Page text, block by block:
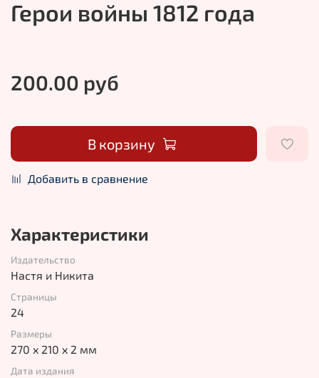
Герои войны 1812 года
200.00 руб
В корзину
Добавить в сравнение
Характеристики
Издательство
Настя и Никита
Страницы
24
Размеры
270 x 210 x 2 мм
Дата издания